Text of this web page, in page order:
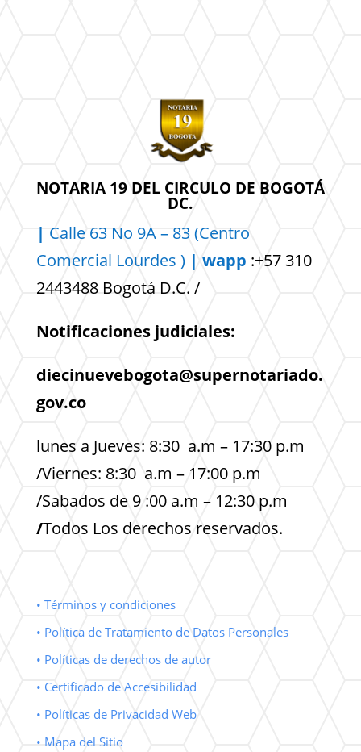
NOTARIA 19 DEL CIRCULO DE BOGOTÁ
DC.
| Calle 63 No 9A – 83 (Centro
Comercial Lourdes ) | wapp :+57 310
2443488 Bogotá D.C. /
Notificaciones judiciales:
diecinuevebogota@supernotariado.
gov.co
lunes a Jueves: 8:30 a.m – 17:30 p.m
/Viernes: 8:30 a.m – 17:00 p.m
/Sabados de 9 :00 a.m – 12:30 p.m
/Todos Los derechos reservados.
• Términos y condiciones
• Política de Tratamiento de Datos Personales
• Políticas de derechos de autor
• Certificado de Accesibilidad
• Políticas de Privacidad Web
• Mapa del Sitio